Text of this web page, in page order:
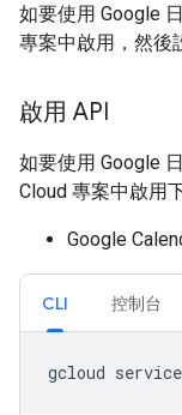
如要使用 Google
專案中啟用，然後
啟用 API
如要使用 Google
Cloud 專案中啟用
Google
CLI 控制台
gcloud